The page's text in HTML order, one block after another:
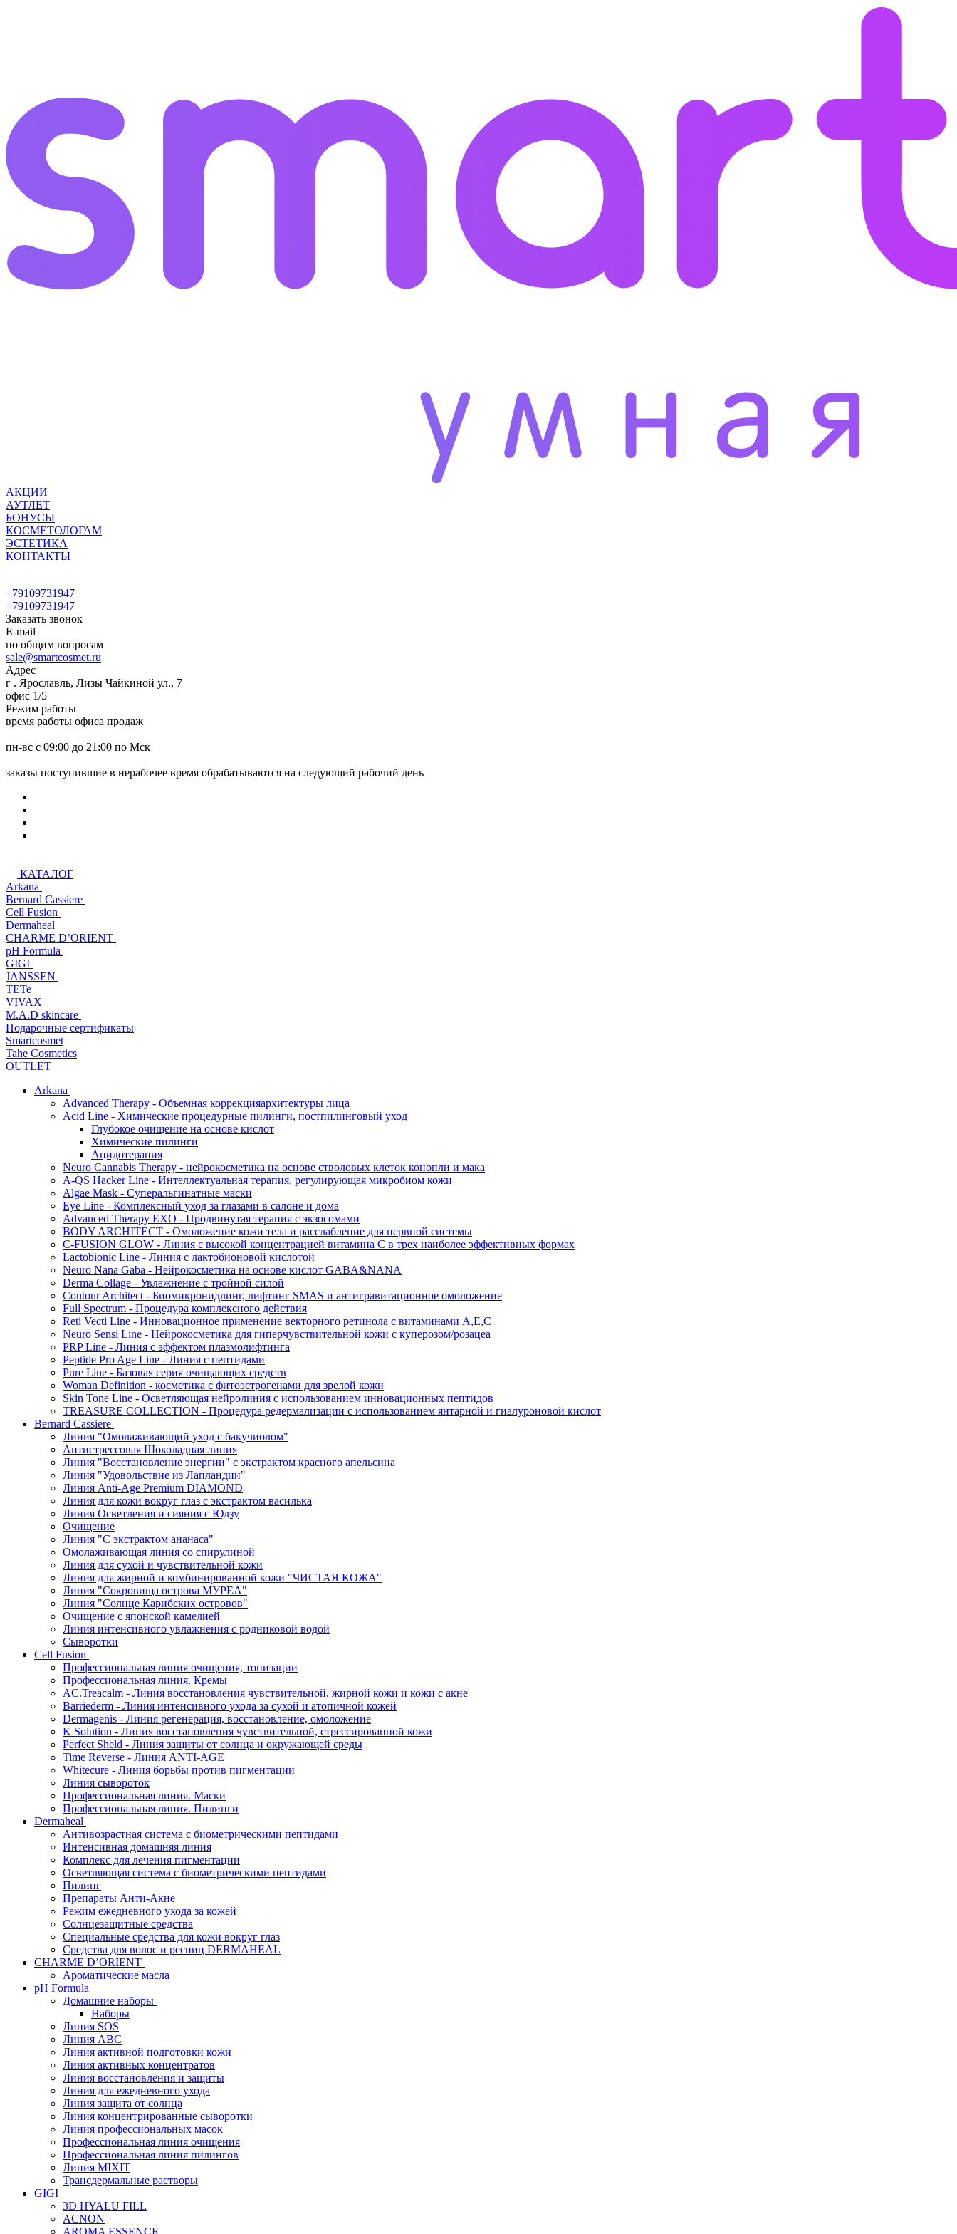
АКЦИИ
АУТЛЕТ
БОНУСЫ
КОСМЕТОЛОГАМ
ЭСТЕТИКА
КОНТАКТЫ
+79109731947
+79109731947
Заказать звонок
E-mail
по общим вопросам
sale@smartcosmet.ru
Адрес
г . Ярославль, Лизы Чайкиной ул., 7
офис 1/5
Режим работы
время работы офиса продаж
пн-вс с 09:00 до 21:00 по Мск
заказы поступившие в нерабочее время обрабатываются на следующий рабочий день
КАТАЛОГ
Arkana
Bernard Cassiere
Cell Fusion
Dermaheal
CHARME D’ORIENT
pH Formula
GIGI
JANSSEN
TETe
VIVAX
M.A.D skincare
Подарочные сертификаты
Smartcosmet
Tahe Cosmetics
OUTLET
Arkana
Advanced Therapy - Объемная коррекцияархитектуры лица
Acid Line - Химические процедурные пилинги, постпилинговый уход
Глубокое очищение на основе кислот
Химические пилинги
Ацидотерапия
Neuro Cannabis Therapy - нейрокосметика на основе стволовых клеток конопли и мака
A-QS Hacker Line - Интеллектуальная терапия, регулирующая микробиом кожи
Algae Mask - Суперальгинатные маски
Eye Line - Комплексный уход за глазами в салоне и дома
Advanced Therapy EXO - Продвинутая терапия с экзосомами
BODY ARCHITECT - Омоложение кожи тела и расслабление для нервной системы
C-FUSION GLOW - Линия с высокой концентрацией витамина C в трех наиболее эффективных формах
Lactobionic Line - Линия с лактобионовой кислотой
Neuro Nana Gaba - Нейрокосметика на основе кислот GABA&NANA
Derma Collage - Увлажнение с тройной силой
Contour Architect - Биомикронидлинг, лифтинг SMAS и антигравитационное омоложение
Full Spectrum - Процедура комплексного действия
Reti Vecti Line - Инновационное применение векторного ретинола с витаминами A,Е,С
Neuro Sensi Line - Нейрокосметика для гиперчувствительной кожи с куперозом/розацеа
PRP Line - Линия с эффектом плазмолифтинга
Peptide Pro Age Line - Линия с пептидами
Pure Line - Базовая серия очищающих средств
Woman Definition - косметика с фитоэстрогенами для зрелой кожи
Skin Tone Line - Осветляющая нейролиния с использованием инновационных пептидов
TREASURE COLLECTION - Процедура редермализации с использованием янтарной и гиалуроновой кислот
Bernard Cassiere
Линия "Омолаживающий уход с бакучиолом"
Антистрессовая Шоколадная линия
Линия "Восстановление энергии" с экстрактом красного апельсина
Линия "Удовольствие из Лапландии"
Линия Anti-Age Premium DIAMOND
Линия для кожи вокруг глаз с экстрактом василька
Линия Осветления и сияния с Юдзу
Очищение
Линия "С экстрактом ананаса"
Омолаживающая линия со спирулиной
Линия для сухой и чувствительной кожи
Линия для жирной и комбинированной кожи "ЧИСТАЯ КОЖА"
Линия "Сокровища острова МУРЕА"
Линия "Солнце Карибских островов"
Очищение с японской камелией
Линия интенсивного увлажнения с родниковой водой
Сыворотки
Cell Fusion
Профессиональная линия очищения, тонизации
Профессиональная линия. Кремы
AC.Treacalm - Линия восстановления чувствительной, жирной кожи и кожи с акне
Barriederm - Линия интенсивного ухода за сухой и атопичной кожей
Dermagenis - Линия регенерация, восстановление, омоложение
K Solution - Линия восстановления чувствительной, стрессированной кожи
Perfect Sheld - Линия защиты от солнца и окружающей среды
Time Reverse - Линия ANTI-AGE
Whitecure - Линия борьбы против пигментации
Линия сывороток
Профессиональная линия. Маски
Профессиональная линия. Пилинги
Dermaheal
Антивозрастная система с биометрическими пептидами
Интенсивная домашняя линия
Комплекс для лечения пигментации
Осветляющая система с биометрическими пептидами
Пилинг
Препараты Анти-Акне
Режим ежедневного ухода за кожей
Солнцезащитные средства
Специальные средства для кожи вокруг глаз
Средства для волос и ресниц DERMAHEAL
CHARME D’ORIENT
Ароматические масла
pH Formula
Домашние наборы
Наборы
Линия SOS
Линия АВС
Линия активной подготовки кожи
Линия активных концентратов
Линия восстановления и защиты
Линия для ежедневного ухода
Линия защита от солнца
Линия концентрированные сыворотки
Линия профессиональных масок
Профессиональная линия очищения
Профессиональная линия пилингов
Линия MIXIT
Трансдермальные растворы
GIGI
3D HYALU FILL
ACNON
AROMA ESSENCE